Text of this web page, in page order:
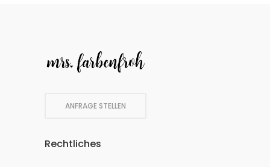
ANFRAGE STELLEN
Rechtliches